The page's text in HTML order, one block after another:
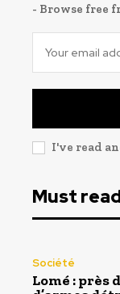
- Browse free
I've read
Must
Société
Lomé : près